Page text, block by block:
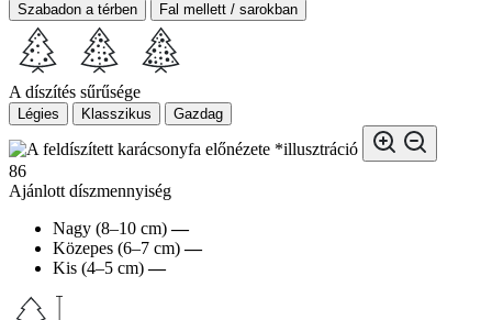
Szabadon a térben Fal mellett / sarokban
A díszítés sűrűsége
Légies Klasszikus Gazdag
*illusztráció
86
Ajánlott díszmennyiség
Nagy (8–10 cm) —
Közepes (6–7 cm) —
Kis (4–5 cm) —